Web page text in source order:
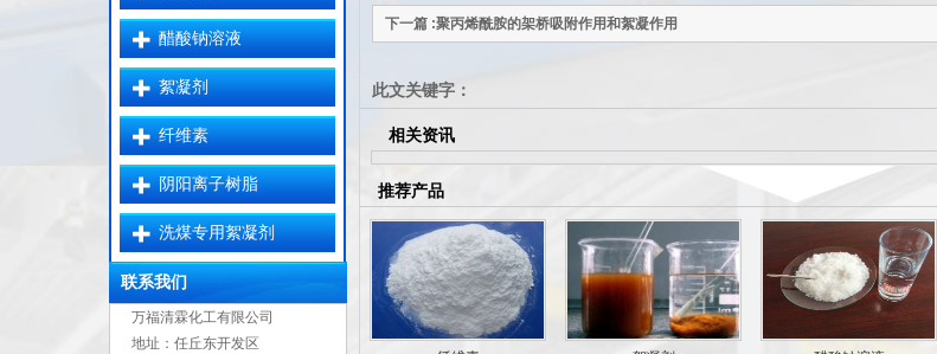
醋酸钠溶液
絮凝剂
纤维素
阴阳离子树脂
洗煤专用絮凝剂
联系我们
万福清霖化工有限公司
地址：任丘东开发区
下一篇 :聚丙烯酰胺的架桥吸附作用和絮凝作用
此文关键字：
相关资讯
推荐产品